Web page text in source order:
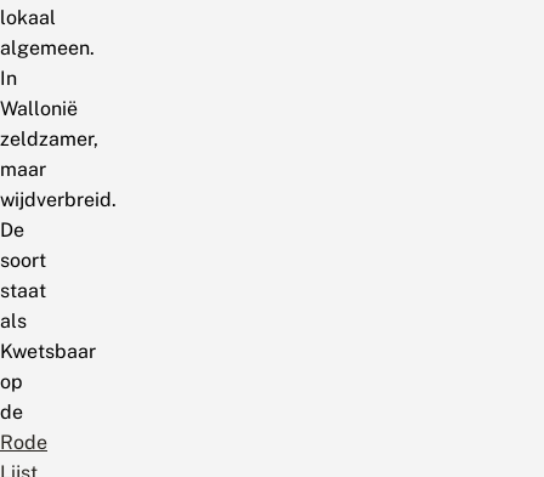
lokaal
algemeen.
In
Wallonië
zeldzamer,
maar
wijdverbreid.
De
soort
staat
als
Kwetsbaar
op
de
Rode
Lijst